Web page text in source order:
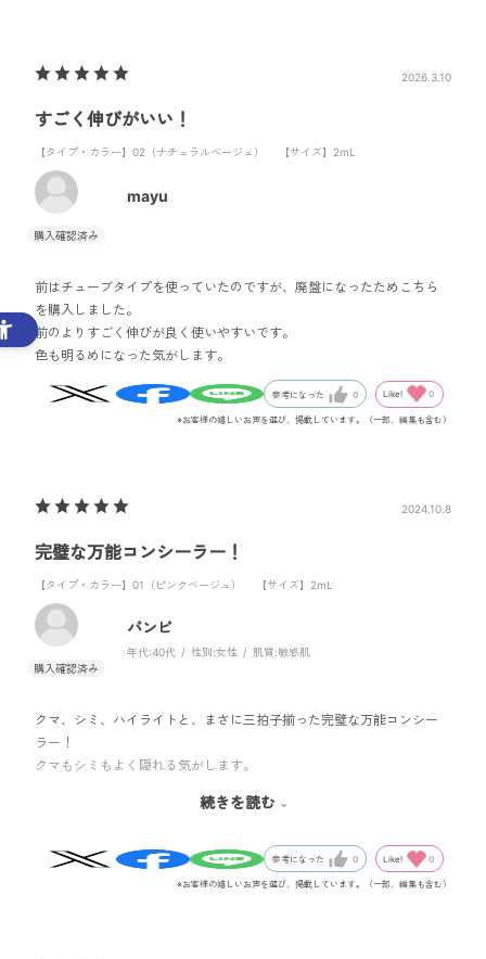
2026.3.10
すごく伸びがいい！
【タイプ・カラー】02（ナチュラルベージュ） 【サイズ】2mL
mayu
前はチューブタイプを使っていたのですが、廃盤になったためこちら
を購入しました。
前のよりすごく伸びが良く使いやすいです。
色も明るめになった気がします。
参考になった 0 Like! 0
※お客様の嬉しいお声を選び、掲載しています。（一部、編集も含む）
2024.10.8
完璧な万能コンシーラー！
【タイプ・カラー】01（ピンクベージュ） 【サイズ】2mL
バンビ
年代:40代 性別:女性 肌質:敏感肌
クマ、シミ、ハイライトと、まさに三拍子揃った完璧な万能コンシー
ラー！
クマもシミもよく隠れる気がします。
テクスチャーが割としっかりめでゆるすぎないから、クマもシミもち
時間が経っても、目元のちりめんジワ全然目立ちません！
これまでコンシーラーは有名どころを色々試してきましたが、ピンク
続きを読む
参考になった 0 Like! 0
※お客様の嬉しいお声を選び、掲載しています。（一部、編集も含む）